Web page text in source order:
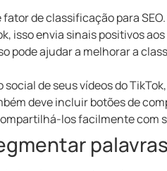
de classificação para
isso envia sinais positivos
pode ajudar a melhorar a
de seus vídeos do
deve incluir botões de
los facilmente com